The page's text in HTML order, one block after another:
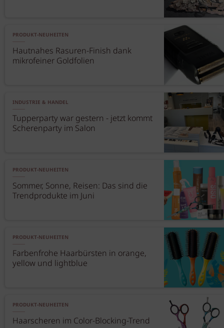
PRODUKT-NEUHEITEN
Hautnahes Rasuren-Finish dank
mikrofeiner Goldfolien
INDUSTRIE & HANDEL
Tupperparty war gestern - jetzt kommt
Scherenparty im Salon
PRODUKT-NEUHEITEN
Sommer, Sonne, Reisen: Das sind die
Trendprodukte im Juni
PRODUKT-NEUHEITEN
Farbenfrohe Haarbürsten in orange,
yellow und lightblue
PRODUKT-NEUHEITEN
Haarscheren im Color-Blocking-Trend